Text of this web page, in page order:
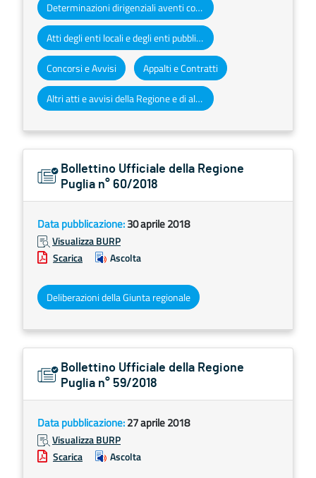
Determinazioni dirigenziali aventi contenuto di interesse generale
Atti degli enti locali e degli enti pubblici e privati
Concorsi e Avvisi Appalti e Contratti
Altri atti e avvisi della Regione e di altri enti pubblici che interessano la collettività regionale
Bollettino Ufficiale della Regione
Puglia n° 60/2018
Data pubblicazione:30 aprile 2018
Visualizza BURP
Scarica
Ascolta
Deliberazioni della Giunta regionale
Bollettino Ufficiale della Regione
Puglia n° 59/2018
Data pubblicazione:27 aprile 2018
Visualizza BURP
Scarica
Ascolta